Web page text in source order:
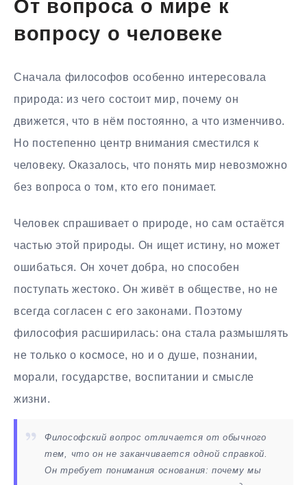
От вопроса о мире к
вопросу о человеке
Сначала философов особенно интересовала
природа: из чего состоит мир, почему он
движется, что в нём постоянно, а что изменчиво.
Но постепенно центр внимания сместился к
человеку. Оказалось, что понять мир невозможно
без вопроса о том, кто его понимает.
Человек спрашивает о природе, но сам остаётся
частью этой природы. Он ищет истину, но может
ошибаться. Он хочет добра, но способен
поступать жестоко. Он живёт в обществе, но не
всегда согласен с его законами. Поэтому
философия расширилась: она стала размышлять
не только о космосе, но и о душе, познании,
морали, государстве, воспитании и смысле
жизни.
Философский вопрос отличается от обычного
тем, что он не заканчивается одной справкой.
Он требует понимания основания: почему мы